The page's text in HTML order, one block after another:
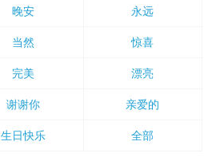
晚安 永远
当然 惊喜
完美 漂亮
谢谢你 亲爱的
生日快乐 全部